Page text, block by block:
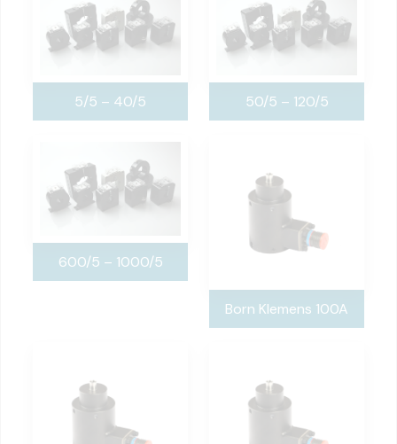
5/5 – 40/5 50/5 – 120/5
600/5 – 1000/5
Born Klemens 100A